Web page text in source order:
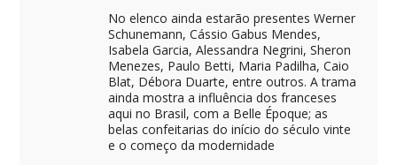
No elenco ainda estarão presentes Werner
Schunemann, Cássio Gabus Mendes,
Isabela Garcia, Alessandra Negrini, Sheron
Menezes, Paulo Betti, Maria Padilha, Caio
Blat, Débora Duarte, entre outros. A trama
ainda mostra a influência dos franceses
aqui no Brasil, com a Belle Époque; as
belas confeitarias do início do século vinte
e o começo da modernidade